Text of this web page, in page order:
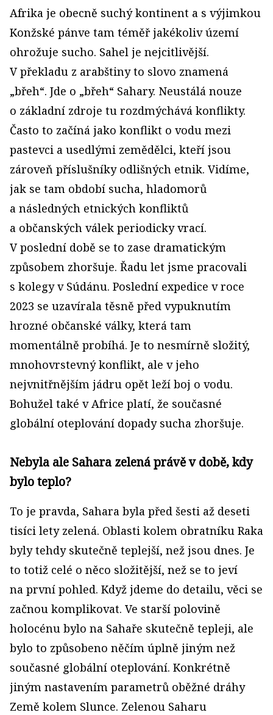
Afrika je obecně suchý kontinent a s výjimkou
Konžské pánve tam téměř jakékoliv území
ohrožuje sucho. Sahel je nejcitlivější.
V překladu z arabštiny to slovo znamená
„břeh“. Jde o „břeh“ Sahary. Neustálá nouze
o základní zdroje tu rozdmýchává konflikty.
Často to začíná jako konflikt o vodu mezi
pastevci a usedlými zemědělci, kteří jsou
zároveň příslušníky odlišných etnik. Vidíme,
jak se tam období sucha, hladomorů
a následných etnických konfliktů
a občanských válek periodicky vrací.
V poslední době se to zase dramatickým
způsobem zhoršuje. Řadu let jsme pracovali
s kolegy v Súdánu. Poslední expedice v roce
2023 se uzavírala těsně před vypuknutím
hrozné občanské války, která tam
momentálně probíhá. Je to nesmírně složitý,
mnohovrstevný konflikt, ale v jeho
nejvnitřnějším jádru opět leží boj o vodu.
Bohužel také v Africe platí, že současné
globální oteplování dopady sucha zhoršuje.
Nebyla ale Sahara zelená právě v době, kdy
bylo teplo?
To je pravda, Sahara byla před šesti až deseti
tisíci lety zelená. Oblasti kolem obratníku Raka
byly tehdy skutečně teplejší, než jsou dnes. Je
to totiž celé o něco složitější, než se to jeví
na první pohled. Když jdeme do detailu, věci se
začnou komplikovat. Ve starší polovině
holocénu bylo na Sahaře skutečně tepleji, ale
bylo to způsobeno něčím úplně jiným než
současné globální oteplování. Konkrétně
jiným nastavením parametrů oběžné dráhy
Země kolem Slunce. Zelenou Saharu